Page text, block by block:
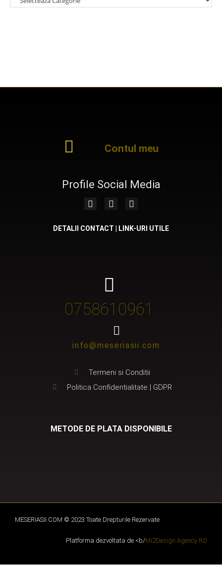
Contul meu
Profile Social Media
DETALII CONTACT | LINK-URI UTILE
0758610961
info@meseriasii.com
Termeni si Conditii
Politica Confidentialitate | GDPR
METODE DE PLATA DISPONIBILE
MESERIASII.COM © 2023 Toate Drepturile Rezervate
Platforma dezvoltata de <b/Mi2Design Agency RO